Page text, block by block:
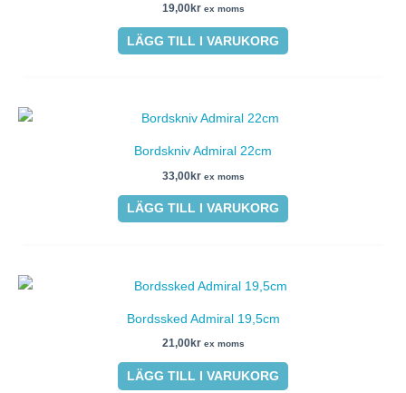
19,00kr ex moms
LÄGG TILL I VARUKORG
Bordskniv Admiral 22cm
33,00kr ex moms
LÄGG TILL I VARUKORG
Bordssked Admiral 19,5cm
21,00kr ex moms
LÄGG TILL I VARUKORG